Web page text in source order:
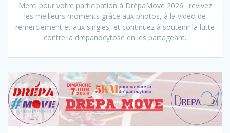
Merci pour votre participation à DrépaMove 2026 : revivez
les meilleurs moments grâce aux photos, à la vidéo de
remerciement et aux singles, et continuez à soutenir la lutte
contre la drépanocytose en les partageant.